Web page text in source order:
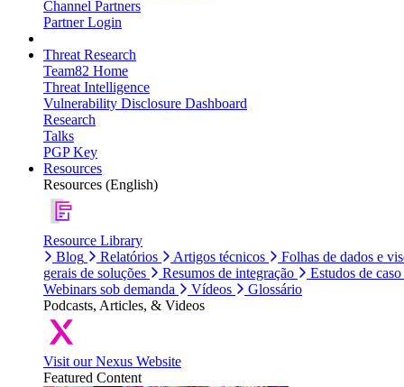
Channel Partners
Partner Login
Threat Research
Team82 Home
Threat Intelligence
Vulnerability Disclosure Dashboard
Research
Talks
PGP Key
Resources
Resources (English)
Resource Library
Blog
Relatórios Artigos técnicos
Folhas de dados e
gerais de soluções
Resumos de integração
Estudos de caso
Webinars sob demanda
Vídeos
Glossário
Podcasts, Articles, & Videos
Visit our Nexus Website
Featured Content